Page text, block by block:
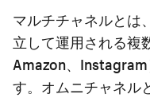
マルチチャネルとは
立して運用される複
Amazon、
す。オムニチャネル